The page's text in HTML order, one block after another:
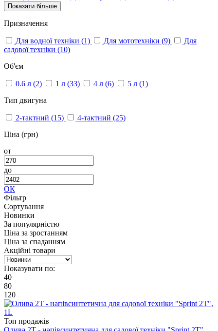
Показати більше
Призначення
Для водної техніки (1) Для мототехніки (9)
Для
садової техніки (10)
Об'єм
0.6 л (2) 1 л (33) 4 л (6) 5 л (1)
Тип двигуна
2-тактний (15) 4-тактний (25)
Ціна (грн)
от
до
ОК
Фільтр
Сортування
Новинки
За популярністю
Ціна за зростанням
Ціна за спаданням
Акційні товари
Показувати по:
40
80
120
Топ продажів